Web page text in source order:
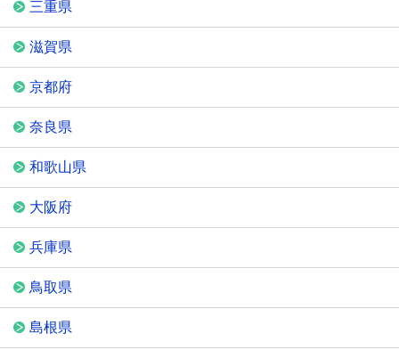
三重県
滋賀県
京都府
奈良県
和歌山県
大阪府
兵庫県
鳥取県
島根県